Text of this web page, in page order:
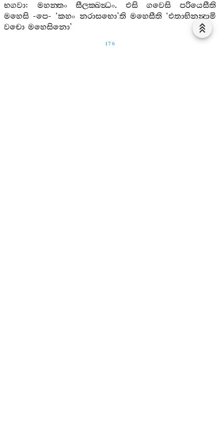
භගවා: මහන‍්තං සීලක‍්ඛන්‍ධං. එසි ගවෙසි
පරියෙසීති
මහෙසි -පෙ- ‘කහං නරාසභො’ති මහෙසීති ‘එතාභිනන්‍දාමි
වචො මහෙසිනො’
176